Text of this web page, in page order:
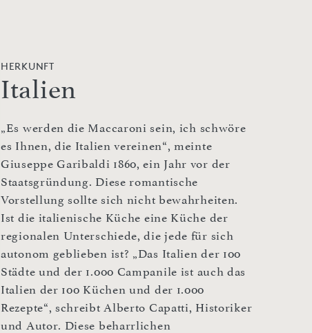
HERKUNFT
Italien
„Es werden die Maccaroni sein, ich schwöre
es Ihnen, die Italien vereinen“, meinte
Giuseppe Garibaldi 1860, ein Jahr vor der
Staatsgründung. Diese romantische
Vorstellung sollte sich nicht bewahrheiten.
Ist die italienische Küche eine Küche der
regionalen Unterschiede, die jede für sich
autonom geblieben ist? „Das Italien der 100
Städte und der 1.000 Campanile ist auch das
Italien der 100 Küchen und der 1.000
Rezepte“, schreibt Alberto Capatti, Historiker
und Autor. Diese beharrlichen